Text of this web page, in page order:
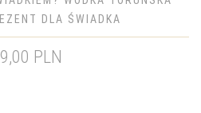
DLA ŚWIADKA
PLN